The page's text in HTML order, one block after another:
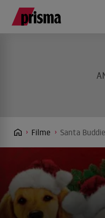
Filme Santa